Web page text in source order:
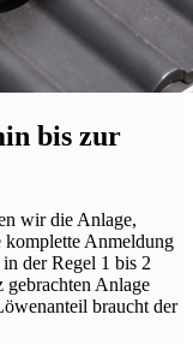
bis zur
wir die Anlage,
komplette Anmeldung
der Regel 1 bis 2
gebrachten Anlage
braucht der